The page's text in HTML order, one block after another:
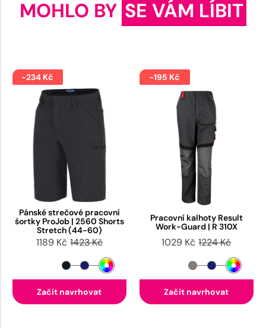
MOHLO BY SE VÁM LÍBIT
-234 Kč
Pánské strečové pracovní
šortky ProJob | 2560 Shorts
Stretch (44-60)
1189 Kč 1423 Kč
Začít navrhovat
-195 Kč
Pracovní kalhoty Result
Work-Guard | R 310X
1029 Kč 1224 Kč
Začít navrhovat